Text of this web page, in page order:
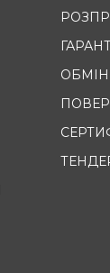
ОБМІН